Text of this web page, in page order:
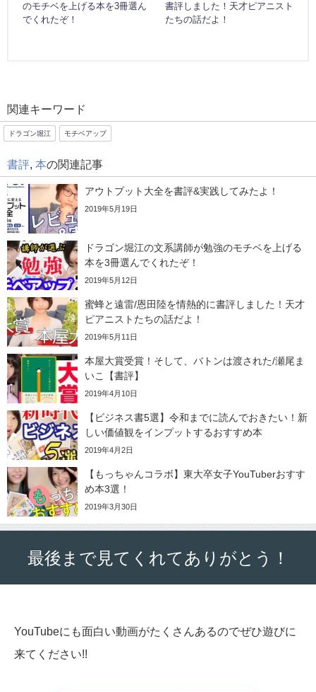
のモチベを上げる本を3冊選ん
でくれたぞ！
書評しました！天才ピアニスト
たちの話だよ！
関連キーワード
ドラゴン堀江 モチベアップ
書評 本の関連記事
アウトプット大全を書評&実践してみたよ！
2019年5月19日
ドラゴン堀江の文系講師が勉強のモチベを上げる
本を3冊選んでくれたぞ！
2019年5月12日
蜜蜂と遠雷/恩田陸を情熱的に書評しました！天才
ピアニストたちの話だよ！
2019年5月11日
本屋大賞受賞！そして、バトンは渡された/瀬尾ま
いこ【書評】
2019年4月10日
【ビジネス書5選】令和までに読んでおきたい！新
しい価値観をインプットするおすすめ本
2019年4月2日
【もっちゃんコラボ】東大卒女子YouTuberおすす
め本3選！
2019年3月30日
最後まで見てくれてありがとう！
YouTubeにも面白い動画がたくさんあるのでぜひ遊びに
来てください!!